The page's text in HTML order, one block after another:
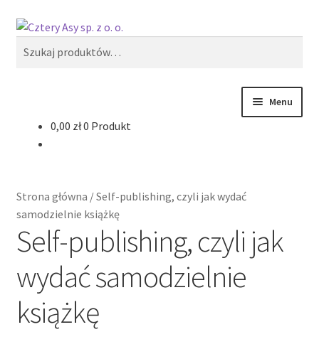
Przejdź
nawigacji
Przejdź
Szukaj
Menu
Produkty
Oferty specjalne
0,00 zł0 Produkt
Strona główna /Self-publishing, czyli jak wydać
samodzielnie książkę
Self-publishing, czyli jak
wydać samodzielnie
książkę